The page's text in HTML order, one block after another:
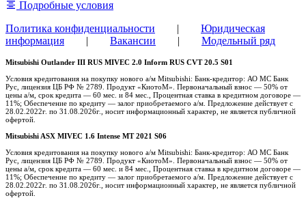
Подробные условия
Политика конфиденциальности | Юридическая
информация | Вакансии | Модельный ряд
Mitsubishi Outlander III RUS MIVEC 2.0 Inform RUS CVT 20.5 S01
Условия кредитования на покупку нового а/м Mitsubishi: Банк-кредитор: АО МС Банк
Рус, лицензия ЦБ РФ № 2789. Продукт «КиотоМ». Первоначальный взнос — 50% от
цены а/м, срок кредита — 60 мес. и 84 мес., Процентная ставка в кредитном договоре —
11%; Обеспечение по кредиту — залог приобретаемого а/м. Предложение действует с
28.02.2022г. по 31.08.2026г., носит информационный характер, не является публичной
офертой.
Mitsubishi ASX MIVEC 1.6 Intense MT 2021 S06
Условия кредитования на покупку нового а/м Mitsubishi: Банк-кредитор: АО МС Банк
Рус, лицензия ЦБ РФ № 2789. Продукт «КиотоМ». Первоначальный взнос — 50% от
цены а/м, срок кредита — 60 мес. и 84 мес., Процентная ставка в кредитном договоре —
11%; Обеспечение по кредиту — залог приобретаемого а/м. Предложение действует с
28.02.2022г. по 31.08.2026г., носит информационный характер, не является публичной
офертой.